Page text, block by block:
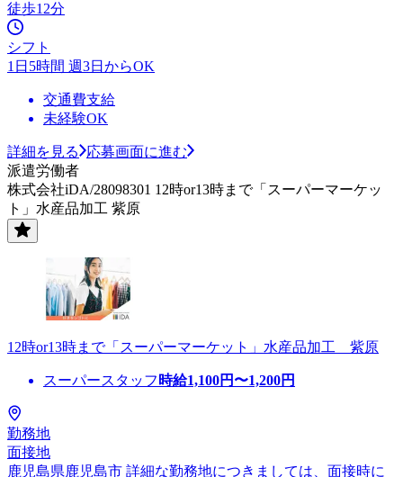
徒歩12分
シフト
1日5時間 週3日からOK
交通費支給
未経験OK
詳細を見る
応募画面に進む
派遣労働者
株式会社iDA/28098301 12時or13時まで「スーパーマーケッ
ト」水産品加工 紫原
12時or13時まで「スーパーマーケット」水産品加工 紫原
スーパースタッフ 時給1,100円〜1,200円
勤務地
面接地
鹿児島県鹿児島市 詳細な勤務地につきましては、面接時に